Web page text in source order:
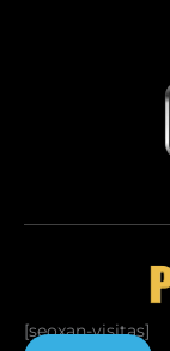
[seoxan-visitas]